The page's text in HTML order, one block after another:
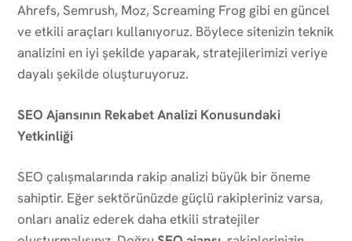
Ahrefs, Semrush, Moz, Screaming Frog gibi en güncel
ve etkili araçları kullanıyoruz. Böylece sitenizin teknik
analizini en iyi şekilde yaparak, stratejilerimizi veriye
dayalı şekilde oluşturuyoruz.
SEO Ajansının Rekabet Analizi Konusundaki
Yetkinliği
SEO çalışmalarında rakip analizi büyük bir öneme
sahiptir. Eğer sektörünüzde güçlü rakipleriniz varsa,
onları analiz ederek daha etkili stratejiler